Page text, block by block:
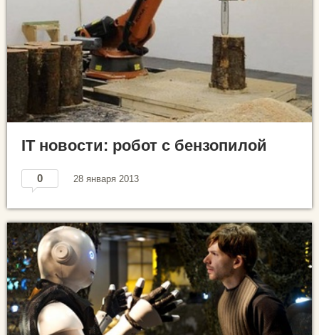
IT новости: робот с бензопилой
0 28 января 2013